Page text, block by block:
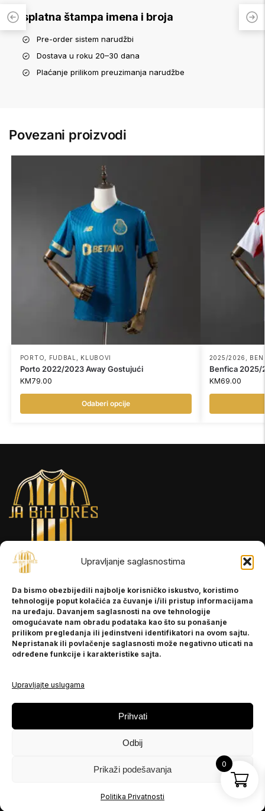
Upravljanje saglasnostima
Da bismo obezbijedili najbolje korisničko iskustvo, koristimo
tehnologije poput kolačića za čuvanje i/ili pristup informacijama
na uređaju. Davanjem saglasnosti na ove tehnologije
omogućavate nam obradu podataka kao što su ponašanje
prilikom pregledanja ili jedinstveni identifikatori na ovom sajtu.
Nepristanak ili povlačenje saglasnosti može negativno uticati na
određene funkcije i karakteristike sajta.
Upravljajte uslugama
Prihvati
Odbij
Prikaži podešavanja
Politika Privatnosti
Besplatna štampa imena i broja
Pre-order sistem narudžbi
Dostava u roku 20–30 dana
Plaćanje prilikom preuzimanja narudžbe
Povezani proizvodi
PORTO FUDBAL KLUBOVI
Porto 2022/2023 Away Gostujući
KM79.00
Odaberi opcije
2025/2026
Benfica 2025/
KM69.00
INFORMACIJE
O nama
Kontakt
POMOĆ
Politika privatnosti
PRATITE NAS
Instagram
0